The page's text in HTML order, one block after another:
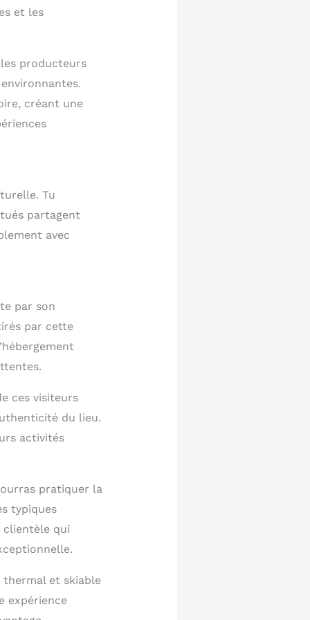
et les
producteurs
créant une
Tu
partagent
avec
par son
par cette
ces visiteurs
du lieu.
activités
pratiquer la
typiques
clientèle qui
thermal et skiable
expérience